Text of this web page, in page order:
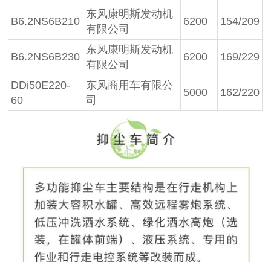
B6.2NS6B210
东风康明斯发动机
有限公司
6200 154/209
B6.2NS6B230
东风康明斯发动机
有限公司
6200 169/229
DDi50E220-
60
东风商用车有限公
司
5000 162/220